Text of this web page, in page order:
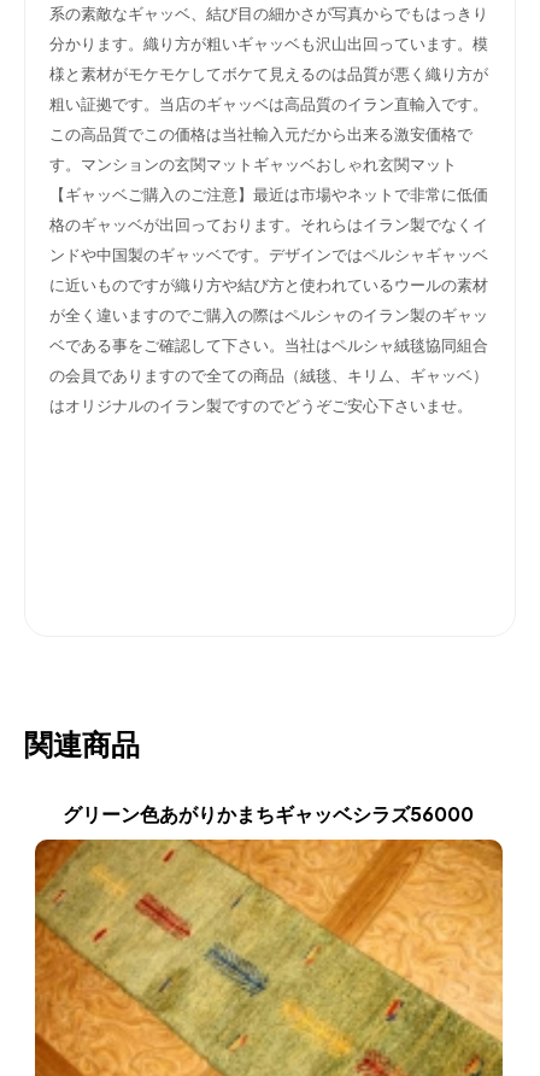
系の素敵なギャッベ、結び目の細かさが写真からでもはっきり
分かります。織り方が粗いギャッベも沢山出回っています。模
様と素材がモケモケしてボケて見えるのは品質が悪く織り方が
粗い証拠です。当店のギャッベは高品質のイラン直輸入です。
この高品質でこの価格は当社輸入元だから出来る激安価格で
す。マンションの玄関マットギャッベおしゃれ玄関マット
【ギャッベご購入のご注意】最近は市場やネットで非常に低価
格のギャッベが出回っております。それらはイラン製でなくイ
ンドや中国製のギャッベです。デザインではペルシャギャッベ
に近いものですが織り方や結び方と使われているウールの素材
が全く違いますのでご購入の際はペルシャのイラン製のギャッ
ベである事をご確認して下さい。当社はペルシャ絨毯協同組合
の会員でありますので全ての商品（絨毯、キリム、ギャッベ）
はオリジナルのイラン製ですのでどうぞご安心下さいませ。
関連商品
グリーン色あがりかまちギャッベシラズ56000